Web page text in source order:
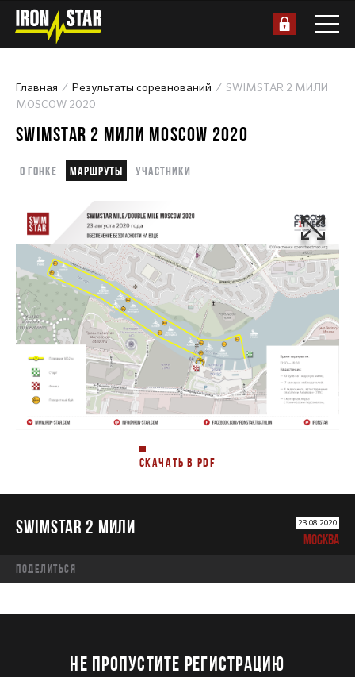
Главная Результаты соревнований
SWIMSTAR 2 МИЛИ
MOSCOW 2020
SWIMSTAR 2 МИЛИ MOSCOW 2020
О гонке Маршруты Участники
СКАЧАТЬ В PDF
SWIMSTAR 2 МИЛИ 23.08.2020
МОСКВА
Поделиться
НЕ ПРОПУСТИТЕ РЕГИСТРАЦИЮ